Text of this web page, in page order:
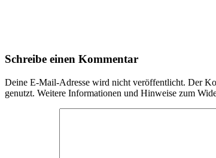
Schreibe einen Kommentar
Deine E-Mail-Adresse wird nicht veröffentlicht. Der
genutzt. Weitere Informationen und Hinweise zum